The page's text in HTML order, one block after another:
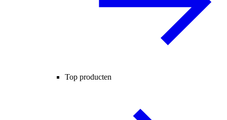
Top producten